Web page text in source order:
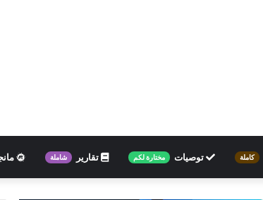
كاملة توصيات مختارة لكم تقارير شاملة